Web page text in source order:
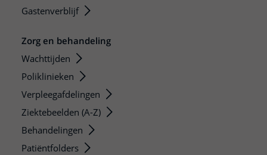
Gastenverblijf
Zorg en behandeling
Wachttijden
Poliklinieken
Verpleegafdelingen
Ziektebeelden (A-Z)
Behandelingen
Patiëntfolders